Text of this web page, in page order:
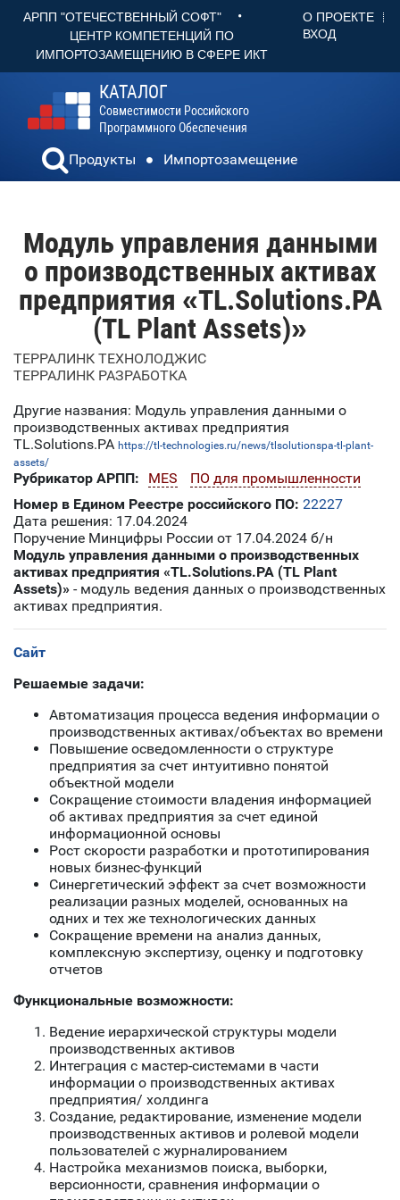
АРПП "ОТЕЧЕСТВЕННЫЙ СОФТ" •
ЦЕНТР КОМПЕТЕНЦИЙ ПО
ИМПОРТОЗАМЕЩЕНИЮ В СФЕРЕ ИКТ
О ПРОЕКТЕ
ВХОД
КАТАЛОГ
Совместимости Российского
Программного Обеспечения
Продукты Импортозамещение
Модуль управления данными
о производственных активах
предприятия «TL.Solutions.PA
(TL Plant Assets)»
ТЕРРАЛИНК ТЕХНОЛОДЖИС
ТЕРРАЛИНК РАЗРАБОТКА
Другие названия: Модуль управления данными о
производственных активах предприятия
TL.Solutions.PA https://tl-technologies.ru/news/tlsolutionspa-tl-plant-
assets/
Рубрикатор АРПП: MES
ПО для промышленности
Номер в Едином Реестре российского ПО: 22227
Дата решения: 17.04.2024
Поручение Минцифры России от 17.04.2024 б/н
Модуль управления данными о производственных
активах предприятия «TL.Solutions.PA (TL Plant
Assets)» - модуль ведения данных о производственных
активах предприятия.
Сайт
Решаемые задачи:
Автоматизация процесса ведения информации о
производственных активах/объектах во времени
Повышение осведомленности о структуре
предприятия за счет интуитивно понятой
объектной модели
Сокращение стоимости владения информацией
об активах предприятия за счет единой
информационной основы
Рост скорости разработки и прототипирования
новых бизнес-функций
Синергетический эффект за счет возможности
реализации разных моделей, основанных на
одних и тех же технологических данных
Сокращение времени на анализ данных,
комплексную экспертизу, оценку и подготовку
отчетов
Функциональные возможности:
Ведение иерархической структуры модели
производственных активов
Интеграция с мастер-системами в части
информации о производственных активах
предприятия/ холдинга
Создание, редактирование, изменение модели
производственных активов и ролевой модели
пользователей с журналированием
Настройка механизмов поиска, выборки,
версионности, сравнения информации о